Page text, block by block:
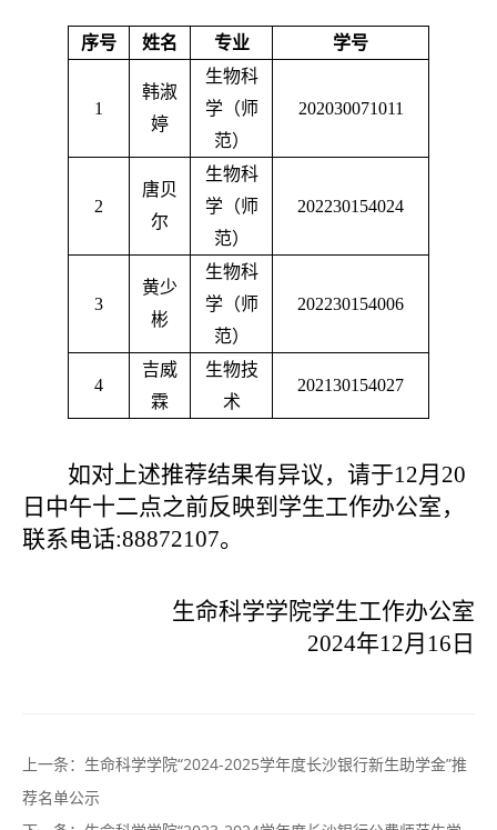
序号 姓名 专业 学号
1
韩淑
婷
生物科
学（师
范）
202030071011
2
唐贝
尔
生物科
学（师
范）
202230154024
3
黄少
彬
生物科
学（师
范）
202230154006
4
吉威
霖
生物技
术
202130154027
如对上述推荐结果有异议，请于12月20
日中午十二点之前反映到学生工作办公室，
联系电话:88872107。
生命科学学院学生工作办公室
2024年12月16日
上一条： 生命科学学院“2024-2025学年度长沙银行新生助学金”推
荐名单公示